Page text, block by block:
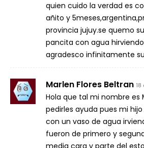
quien cuido la verdad es
añito y
provincia jujuy.se quemo
pancita con agua
agradesco infinitamente
Marlen Flores Beltran
Hola que tal mi nombre es
pedirles ayuda pues mi
con un vaso de agua
fueron de primero y
media cara y parte del